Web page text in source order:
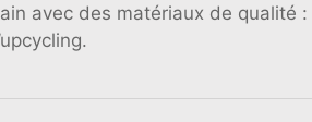
avec des matériaux de